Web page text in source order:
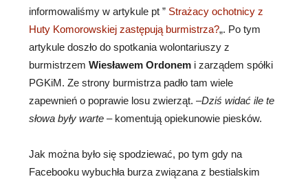
informowaliśmy w artykule pt ” Strażacy ochotnicy z
Huty Komorowskiej zastępują burmistrza?„. Po tym
artykule doszło do spotkania wolontariuszy z
burmistrzem Wiesławem Ordonem i zarządem spółki
PGKiM. Ze strony burmistrza padło tam wiele
zapewnień o poprawie losu zwierząt. –Dziś widać ile te
słowa były warte – komentują opiekunowie piesków.
Jak można było się spodziewać, po tym gdy na
Facebooku wybuchła burza związana z bestialskim